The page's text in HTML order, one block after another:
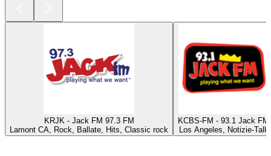
KRJK - Jack FM 97.3 FM
Lamont CA, Rock, Ballate, Hits, Classic rock
KCBS-FM - 93.1 Jack FM
Los Angeles, Notizie-Talk